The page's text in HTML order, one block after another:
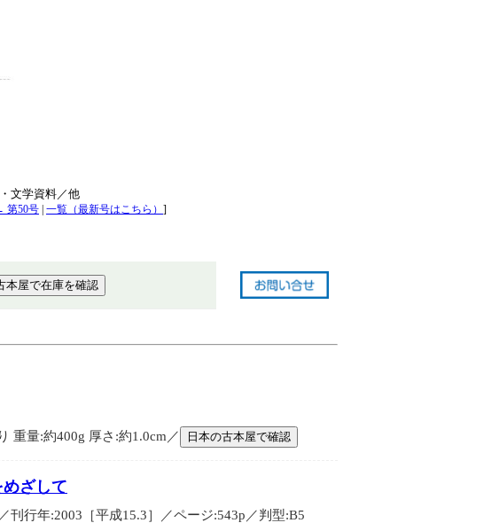
文学資料／他
第50号 一覧（最新号はこちら） ]
本屋で在庫を確認
重量:約400g 厚さ:約1.0cm／
日本の古本屋で確認
ざして
行年:2003［平成15.3］／ページ:543p／判型:B5